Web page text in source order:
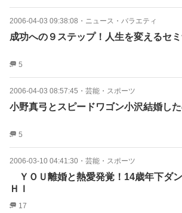
2006-04-03 09:38:08 ・ ニュース・バラエティ
成功への９ステップ！人生を変えるセ
5
2006-04-03 08:57:45 ・ 芸能・スポーツ
小野真弓とスピードワゴン小沢結婚した
5
2006-03-10 04:41:30 ・ 芸能・スポーツ
ＹＯＵ離婚と熱愛発覚！14歳年下ダ
ＨＩ
17